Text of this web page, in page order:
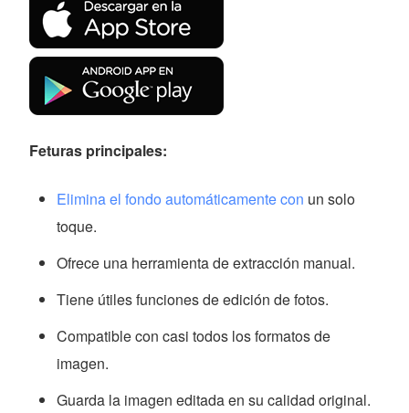
Feturas principales:
Elimina el fondo automáticamente con un solo
toque.
Ofrece una herramienta de extracción manual.
Tiene útiles funciones de edición de fotos.
Compatible con casi todos los formatos de
imagen.
Guarda la imagen editada en su calidad original.